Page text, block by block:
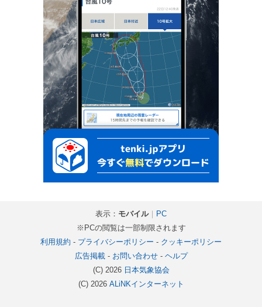
表示： モバイル｜ PC
※PCの閲覧は一部制限されます
利用規約 - プライバシーポリシー - クッキーポリシー
広告掲載- お問い合わせ- ヘルプ
(C) 2026 日本気象協会
(C) 2026 ALiNKインターネット